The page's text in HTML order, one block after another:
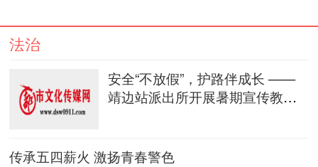
法治
安全“不放假”，护路伴成长 ——
靖边站派出所开展暑期宣传教育
传承五四薪火 激扬青春警色